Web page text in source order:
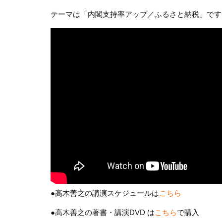
テーマは「内閣支持率アップ／ふるさと納税」で
●高木善之の講演スケジュールはこちら
●高木善之の著書・講演DVD はこちらで購入